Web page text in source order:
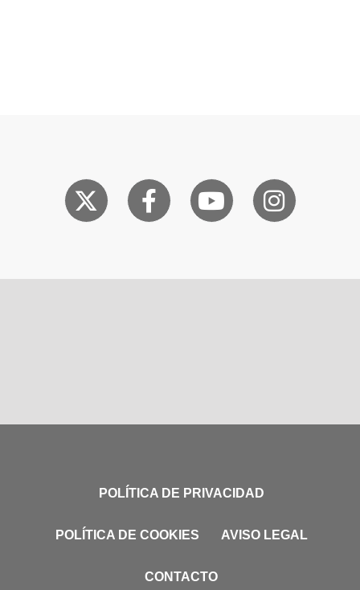
POLÍTICA DE PRIVACIDAD
POLÍTICA DE COOKIES AVISO LEGAL
CONTACTO